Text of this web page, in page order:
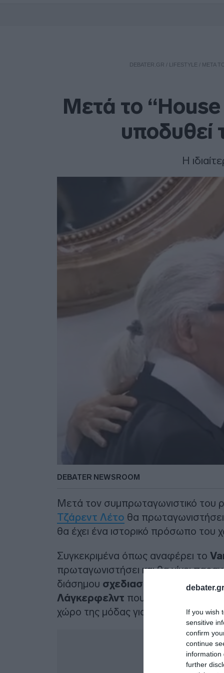
If you wish
sensitive
confirm
continue
information
further
DEBATER.GR / LIFESTYLE / ΜΕΤΆ
Μετά το
υποδυθεί
Η
DEBATER NEWSROOM
Μετά τον συμπρωταγωνιστικό του
Τζάρεντ Λέτο θα
θα έχει ένα ιστορικό πρόσωπο του
Συγκεκριμένα όπως αναφέρει το
πρωταγωνιστήσει και θα γίνει
διάσημου σχεδιαστή μόδαςκαι
Λάγκερφελντ που απεβίωσε τον
χώρο της μόδας για πάνω από 50